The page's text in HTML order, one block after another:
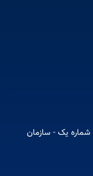
یک - سازمان